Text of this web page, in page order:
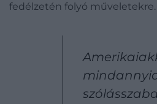
fedélzetén folyó műveletekre.